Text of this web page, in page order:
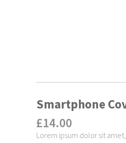
Smartphone
£14.00
Lorem ipsum dolor sit